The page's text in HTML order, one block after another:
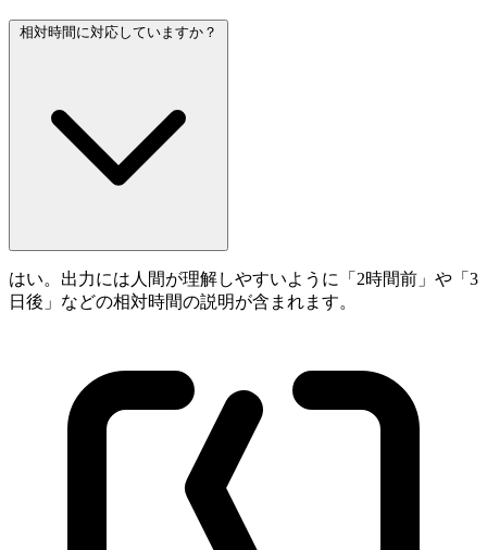
相対時間に対応していますか？
はい。出力には人間が理解しやすいように「2時間前」や「3
日後」などの相対時間の説明が含まれます。